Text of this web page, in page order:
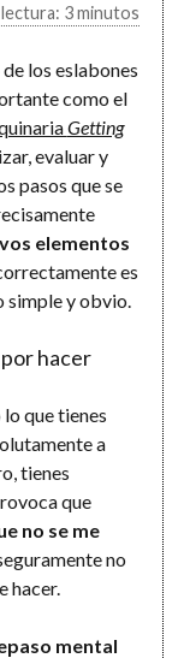
3 minutos
los eslabones
como el
Getting
evaluar y
pasos que se
elementos
es
simple y obvio.
hacer
que tienes
a
tienes
que
no se me
no
hacer.
mental